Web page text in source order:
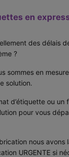
en
des délais
?
sommes en
solution.
d’étiquette ou un
pour vous
nous avons
URGENTE si